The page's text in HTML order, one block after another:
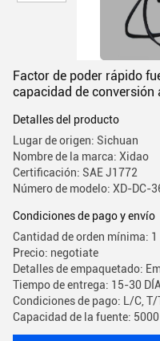
Factor de poder rápido
capacidad de conversión
Detalles del producto
Lugar de origen: Sichuan
Nombre de la marca: Xidao
Certificación: SAE J1772
Número de modelo: XD-DC-
Condiciones de pago y envío
Cantidad de orden mínima: 1
Precio: negotiate
Detalles de empaquetado:
Tiempo de entrega: 15-30
Condiciones de pago: L/C, T/
Capacidad de la fuente: